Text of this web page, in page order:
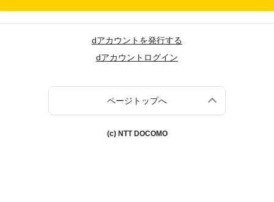
dアカウントを発行する
dアカウントログイン
ページトップへ
(c) NTT DOCOMO